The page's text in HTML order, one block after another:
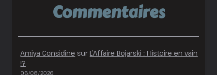
Commentaires
Amiya Considine surL’Affaire Bojarski : Histoire en vain
!?
06/08/2026